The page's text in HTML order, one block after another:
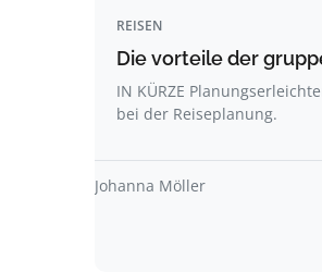
REISEN
Die vorteile der
IN KÜRZE
bei der Reiseplanung.
Johanna Möller